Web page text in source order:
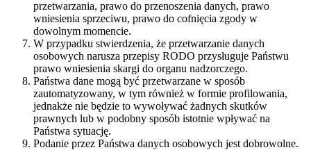
przetwarzania, prawo do przenoszenia danych, prawo
wniesienia sprzeciwu, prawo do cofnięcia zgody w
dowolnym momencie.
W przypadku stwierdzenia, że przetwarzanie danych
osobowych narusza przepisy RODO przysługuje Państwu
prawo wniesienia skargi do organu nadzorczego.
Państwa dane mogą być przetwarzane w sposób
zautomatyzowany, w tym również w formie profilowania,
jednakże nie będzie to wywoływać żadnych skutków
prawnych lub w podobny sposób istotnie wpływać na
Państwa sytuację.
Podanie przez Państwa danych osobowych jest dobrowolne.